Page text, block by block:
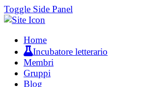
Toggle Side Panel
Home
Incubatore letterario
Membri
Gruppi
Blog